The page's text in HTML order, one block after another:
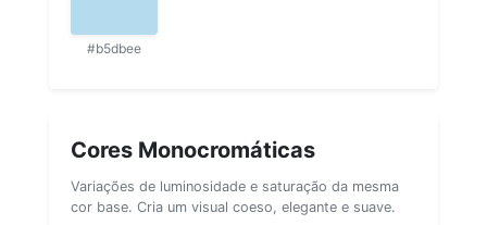
#b5dbee
Cores Monocromáticas
Variações de luminosidade e saturação da mesma
cor base. Cria um visual coeso, elegante e suave.